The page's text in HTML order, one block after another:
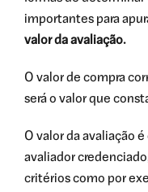
importantes para
valor da avaliação.
O valor de compra
será o valor que
O valor da avaliação
avaliador
critérios como por